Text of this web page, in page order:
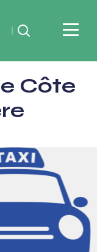
Rechercher
Côte